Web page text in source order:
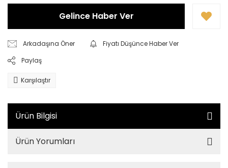
Gelince Haber Ver
Arkadaşına Öner
Fiyatı Düşünce Haber Ver
Paylaş
Karşılaştır
Ürün Bilgisi
Ürün Yorumları